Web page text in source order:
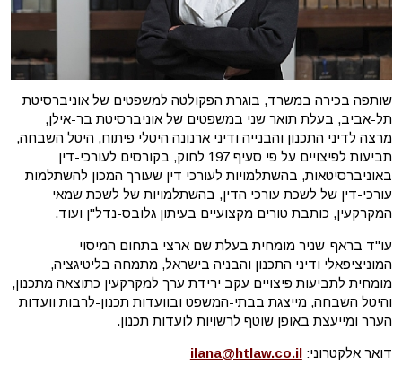
שותפה בכירה במשרד, בוגרת הפקולטה למשפטים של אוניברסיטת
תל-אביב, בעלת תואר שני במשפטים של אוניברסיטת בר-אילן,
מרצה לדיני התכנון והבנייה ודיני ארנונה היטלי פיתוח, היטל השבחה,
תביעות לפיצויים על פי סעיף 197 לחוק, בקורסים לעורכי-דין
באוניברסיטאות, בהשתלמויות לעורכי דין שעורך המכון להשתלמות
עורכי-דין של לשכת עורכי הדין, בהשתלמויות של לשכת שמאי
המקרקעין, כותבת טורים מקצועיים בעיתון גלובס-נדל"ן ועוד.
עו"ד בראף-שניר מומחית בעלת שם ארצי בתחום המיסוי
המוניציפאלי ודיני התכנון והבניה בישראל, מתמחה בליטיגציה,
מומחית לתביעות פיצויים עקב ירידת ערך למקרקעין כתוצאה מתכנון,
והיטל השבחה, מייצגת בבתי-המשפט ובוועדות תכנון-לרבות וועדות
הערר ומייעצת באופן שוטף לרשויות לועדות תכנון.
דואר אלקטרוני:ilana@htlaw.co.il